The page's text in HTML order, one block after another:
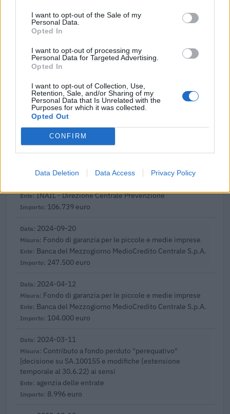
I want to opt-out of the Sale of my
Personal Data.
Opted In
I want to opt-out of processing my
Personal Data for Targeted Advertising.
Opted In
I want to opt-out of Collection, Use,
Retention, Sale, and/or Sharing of my
Personal Data that Is Unrelated with the
Purposes for which it was collected.
Opted Out
CONFIRM
Data Deletion Data Access Privacy Policy
Fondo di garanzia per le piccole e medie imprese
Banca del Mezzogiorno MedioCredito Centrale S.p.A.
2025-06-03
Banca del Mezzogiorno MedioCredito Centrale S.p.A.
120.000 euro
2025-05-20
Fondo di garanzia per le piccole e medie imprese
Banca del Mezzogiorno MedioCredito Centrale S.p.A.
57.474 euro
2025-02-20
INAIL - Direzione Centrale Prevenzione
106.739 euro
2024-09-20
Fondo di garanzia per le piccole e medie imprese
Banca del Mezzogiorno MedioCredito Centrale S.p.A.
247.500 euro
2024-04-12
Fondo di garanzia per le piccole e medie imprese
Banca del Mezzogiorno MedioCredito Centrale S.p.A.
104.000 euro
2024-03-11
Contributo a fondo perduto "perequativo"
[decisione su SA.100155 e modifiche (estensione
temporale al 30.6.22) ai sensi
agenzia delle entrate
8.996 euro